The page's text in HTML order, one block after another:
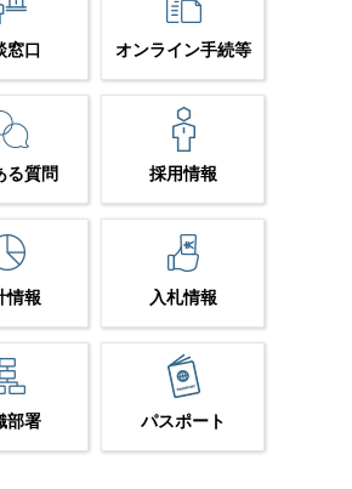
窓口 オンライン手続等
る質問 採用情報
情報 入札情報
部署 パスポート